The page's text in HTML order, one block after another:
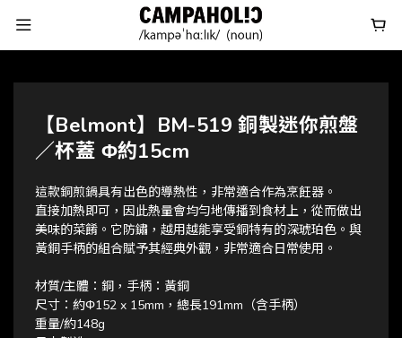
【Belmont】BM-519 銅製迷你煎盤
／杯蓋 Φ約15cm
這款銅煎鍋具有出色的導熱性，非常適合作為烹飪器。
直接加熱即可，因此熱量會均勻地傳播到食材上，從而做出
美味的菜餚。它防鏽，越用越能享受銅特有的深琥珀色。與
黃銅手柄的組合賦予其經典外觀，非常適合日常使用。
材質/主體：銅，手柄：黃銅
尺寸：約Φ152 x 15mm，總長191mm（含手柄）
重量/約148g